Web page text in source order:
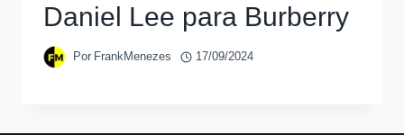
Daniel Lee para Burberry
Por FrankMenezes 17/09/2024